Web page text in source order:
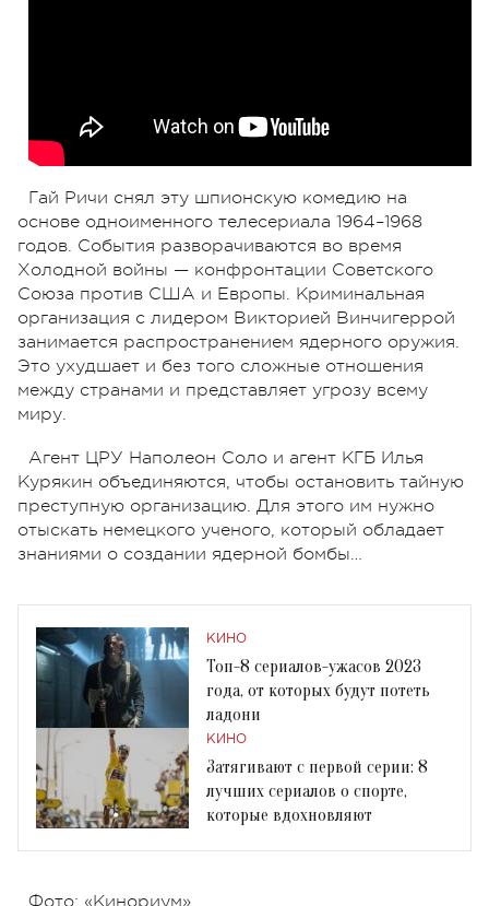
Гай Ричи снял эту шпионскую комедию на
основе одноименного телесериала 1964–1968
годов. События разворачиваются во время
Холодной войны — конфронтации Советского
Союза против США и Европы. Криминальная
организация с лидером Викторией Винчигеррой
занимается распространением ядерного оружия.
Это ухудшает и без того сложные отношения
между странами и представляет угрозу всему
миру.
Агент ЦРУ Наполеон Соло и агент КГБ Илья
Курякин объединяются, чтобы остановить тайную
преступную организацию. Для этого им нужно
отыскать немецкого ученого, который обладает
знаниями о создании ядерной бомбы…
КИНО
Топ-8 сериалов-ужасов 2023
года, от которых будут потеть
ладони
КИНО
Затягивают с первой серии: 8
лучших сериалов о спорте,
которые вдохновляют
Фото: «Кинориум»